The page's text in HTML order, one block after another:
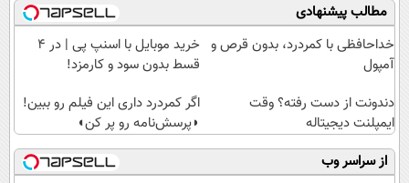
مطالب پیشنهادی
خداحافظی با کمردرد، بدون قرص و
آمپول
خرید موبایل با اسنپ پی | در ۴
قسط بدون سود و کارمزد!
دندونت از دست رفته؟ وقت
ایمپلنت دیجیتاله
اگر کمردرد داری این فیلم رو ببین!
◗پرسش‌نامه رو پر کن◖
از سراسر وب